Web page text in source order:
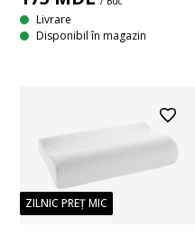
Livrare
Disponibil în magazin
ZILNIC PREȚ MIC